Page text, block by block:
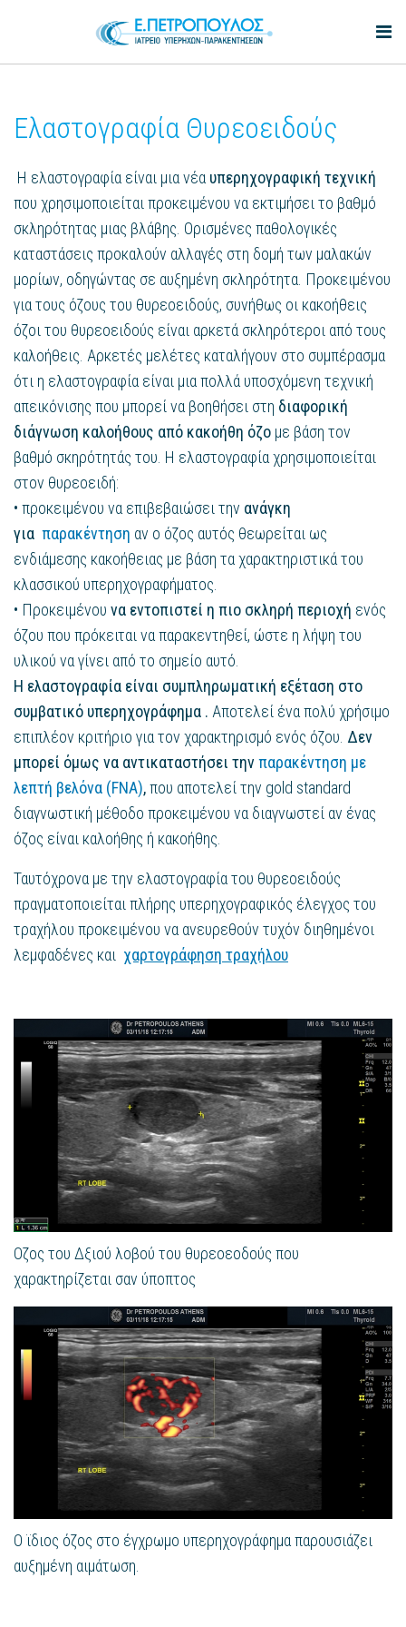
Ελαστογραφία Θυρεοειδούς
Η ελαστογραφία είναι μια νέα υπερηχογραφική τεχνική
που χρησιμοποιείται προκειμένου να εκτιμήσει το βαθμό
σκληρότητας μιας βλάβης. Ορισμένες παθολογικές
καταστάσεις προκαλούν αλλαγές στη δομή των μαλακών
μορίων, οδηγώντας σε αυξημένη σκληρότητα. Προκειμένου
για τους όζους του θυρεοειδούς, συνήθως οι κακοήθεις
όζοι του θυρεοειδούς είναι αρκετά σκληρότεροι από τους
καλοήθεις. Αρκετές μελέτες καταλήγουν στο συμπέρασμα
ότι η ελαστογραφία είναι μια πολλά υποσχόμενη τεχνική
απεικόνισης που μπορεί να βοηθήσει στη διαφορική
διάγνωση καλοήθους από κακοήθη όζο με βάση τον
βαθμό σκηρότητάς του. Η ελαστογραφία χρησιμοποιείται
στον θυρεοειδή:
• προκειμένου να επιβεβαιώσει την ανάγκη
για παρακέντηση αν ο όζος αυτός θεωρείται ως
ενδιάμεσης κακοήθειας με βάση τα χαρακτηριστικά του
κλασσικού υπερηχογραφήματος.
• Προκειμένου να εντοπιστεί η πιο σκληρή περιοχή ενός
όζου που πρόκειται να παρακεντηθεί, ώστε η λήψη του
υλικού να γίνει από το σημείο αυτό.
Η ελαστογραφία είναι συμπληρωματική εξέταση στο
συμβατικό υπερηχογράφημα . Αποτελεί ένα πολύ χρήσιμο
επιπλέον κριτήριο για τον χαρακτηρισμό ενός όζου. Δεν
μπορεί όμως να αντικαταστήσει τηνπαρακέντηση με
λεπτή βελόνα (FNA),που αποτελεί την gold standard
διαγνωστική μέθοδο προκειμένου να διαγνωστεί αν ένας
όζος είναι καλοήθης ή κακοήθης.
Ταυτόχρονα με την ελαστογραφία του θυρεοειδούς
πραγματοποιείται πλήρης υπερηχογραφικός έλεγχος του
τραχήλου προκειμένου να ανευρεθούν τυχόν διηθημένοι
λεμφαδένες και χαρτογράφηση τραχήλου
Οζος του Δξιού λοβού του θυρεοεοδούς που
χαρακτηρίζεται σαν ύποπτος
Ο ϊδιος όζος στο έγχρωμο υπερηχογράφημα παρουσιάζει
αυξημένη αιμάτωση.